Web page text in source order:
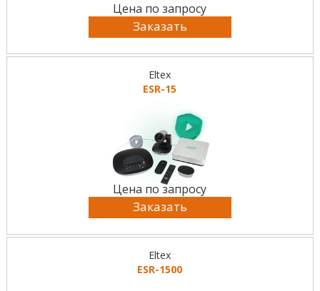
Цена по запросу
Заказать
Eltex
ESR-15
Цена по запросу
Заказать
Eltex
ESR-1500